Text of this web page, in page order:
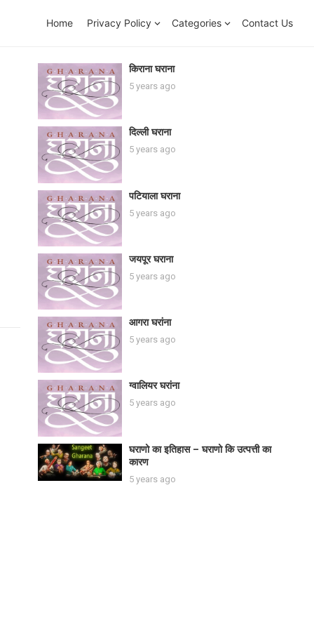
Home Privacy Policy Categories Contact Us
किराना घराना
5 years ago
दिल्ली घराना
5 years ago
पटियाला घराना
5 years ago
जयपूर घराना
5 years ago
आगरा घरांना
5 years ago
ग्वालियर घरांना
5 years ago
घराणो का इतिहास – घराणो कि उत्पत्ती का
कारण
5 years ago